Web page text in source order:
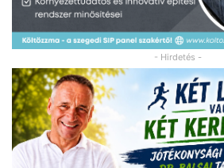
- Hirdetés -